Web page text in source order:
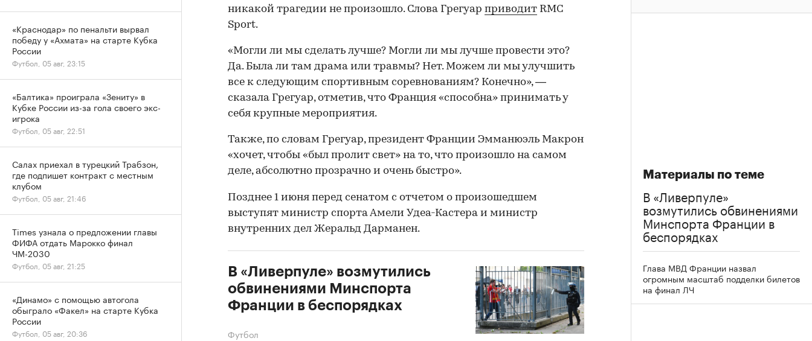
никакой трагедии не произошло. Слова Грегуар приводит RMC
Sport.
«Могли ли мы сделать лучше? Могли ли мы лучше провести это?
Да. Была ли там драма или травмы? Нет. Можем ли мы улучшить
все к следующим спортивным соревнованиям? Конечно», —
сказала Грегуар, отметив, что Франция «способна» принимать у
себя крупные мероприятия.
Также, по словам Грегуар, президент Франции Эмманюэль Макрон
«хочет, чтобы «был пролит свет» на то, что произошло на самом
деле, абсолютно прозрачно и очень быстро».
Позднее 1 июня перед сенатом с отчетом о произошедшем
выступят министр спорта Амели Удеа-Кастера и министр
внутренних дел Жеральд Дарманен.
В «Ливерпуле» возмутились
обвинениями Минспорта
Франции в беспорядках
Футбол
Материалы по теме
В «Ливерпуле»
возмутились обвинениями
Минспорта Франции в
беспорядках
Глава МВД Франции назвал
огромным масштаб подделки билетов
на финал ЛЧ
«Краснодар» по пенальти вырвал
победу у «Ахмата» на старте Кубка
России
Футбол, 05 авг, 23:15
«Балтика» проиграла «Зениту» в
Кубке России из-за гола своего экс-
игрока
Футбол, 05 авг, 22:51
Салах приехал в турецкий Трабзон,
где подпишет контракт с местным
клубом
Футбол, 05 авг, 21:46
Times узнала о предложении главы
ФИФА отдать Марокко финал
ЧМ-2030
Футбол, 05 авг, 21:25
«Динамо» с помощью автогола
обыграло «Факел» на старте Кубка
России
Футбол, 05 авг, 20:36